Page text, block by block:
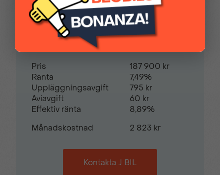
Sidokrockgardiner Skyltigenkänning
Sminkspegel Start-/stoppfunktion
Startspärr Svensksåld
Sätesvärme (fram) Touch-/Pekskärm
Avbetalningstid60månader
Restvärde
Pris
187 900 kr
Ränta
7,49%
Uppläggningsavgift
795 kr
Aviavgift
60 kr
Effektiv ränta
8,89%
Månadskostnad
2 823 kr
Kontakta J BIL